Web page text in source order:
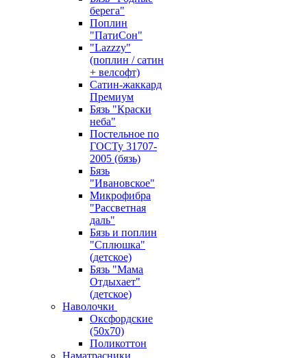
берега"
Поплин
"ПатиСон"
"Lazzzy"
(поплин / сатин
+ велсофт)
Сатин-жаккард
Премиум
Бязь "Краски
неба"
Постельное по
ГОСТу 31707-
2005 (бязь)
Бязь
"Ивановское"
Микрофибра
"Рассветная
даль"
Бязь и поплин
"Сплюшка"
(детское)
Бязь "Мама
Отдыхает"
(детское)
Наволочки
Оксфордские
(50х70)
Поликоттон
Наматрасники